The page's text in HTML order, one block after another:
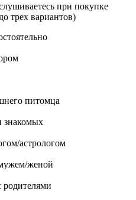
при покупке
трех вариантов)
питомца
знакомых
астрологом
женой
родителями